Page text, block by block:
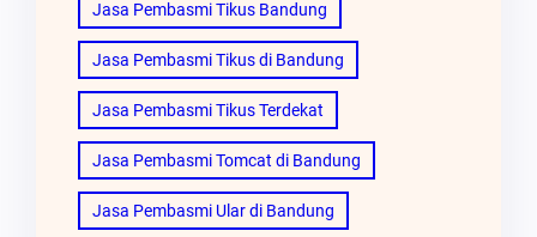
Jasa Pembasmi Tikus Bandung
Jasa Pembasmi Tikus di Bandung
Jasa Pembasmi Tikus Terdekat
Jasa Pembasmi Tomcat di Bandung
Jasa Pembasmi Ular di Bandung